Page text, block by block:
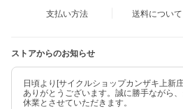
支払い方法 送料について
ストアからのお知らせ
日頃より[サイクルショップカンザキ上新
ありがとうございます。誠に勝手ながら
休業とさせていただきます。